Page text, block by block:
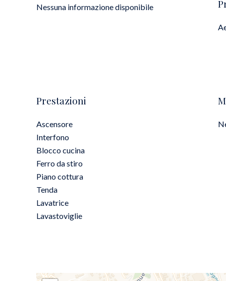
Nessuna informazione disponibile
Prestazioni
Ascensore
Interfono
Blocco cucina
Ferro da stiro
Piano cottura
Tenda
Lavatrice
Lavastoviglie